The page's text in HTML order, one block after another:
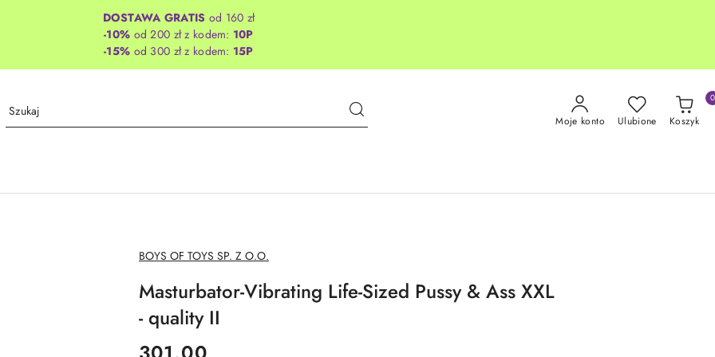
DOSTAWA GRATIS od 160 zł
-10% od 200 zł z kodem: 10P
-15% od 300 zł z kodem: 15P
Moje konto Ulubione Koszyk
0
NAZWA
PRODUCENTA:
BOYS OF TOYS SP. Z O.O.
Masturbator-Vibrating Life-Sized Pussy & Ass XXL
- quality II